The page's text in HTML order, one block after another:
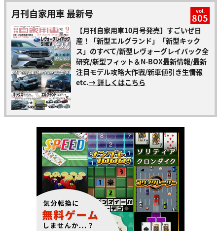
月刊自家用車 最新号 vol.
805
【月刊自家用車10月号発売】すごいぜ日
産！「新型エルグランド」「新型キック
ス」のすべて/新型レヴォーグレイバック全
研究/新型フィット＆N-BOX最新情報/最新
注目モデル攻略大作戦/新車値引き生情報
etc.→ 詳しくはこちら